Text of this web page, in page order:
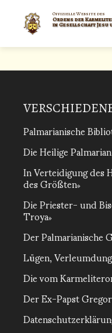
Offizielle Website des
Ordens der
in Gesellschaft Jesu
Palmarianische
Die Heilige
In Verteidigung des
des Größten
Die Priester- und
Troya
Der Palmarianische
Lügen,
Die vom
Der Ex-Papst